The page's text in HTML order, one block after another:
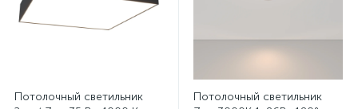
Потолочный светильник
Потолочный светильник